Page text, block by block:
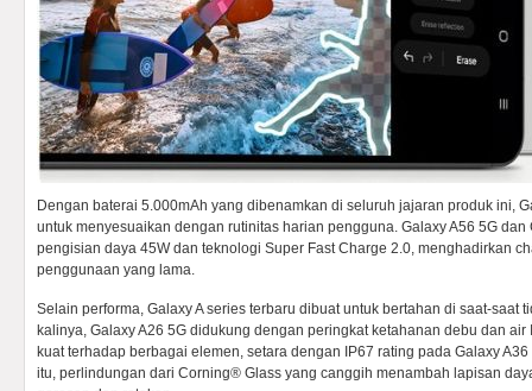
Dengan baterai 5.000mAh yang dibenamkan di seluruh jajaran produk ini,
untuk menyesuaikan dengan rutinitas harian pengguna. Galaxy A56 5G dan
pengisian daya 45W dan teknologi Super Fast Charge 2.0, menghadirkan
penggunaan yang lama.
Selain performa, Galaxy A series terbaru dibuat untuk bertahan di saat-saat
kalinya, Galaxy A26 5G didukung dengan peringkat ketahanan debu dan
kuat terhadap berbagai elemen, setara dengan IP67 rating pada Galaxy
itu, perlindungan dari Corning® Glass yang canggih menambah lapisan